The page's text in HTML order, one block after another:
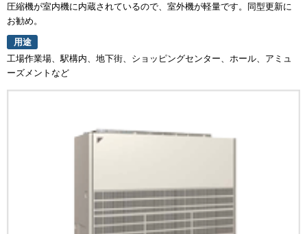
圧縮機が室内機に内蔵されているので、室外機が軽量です。同型更新に
お勧め。
用途
工場作業場、駅構内、地下街、ショッピングセンター、ホール、アミュ
ーズメントなど